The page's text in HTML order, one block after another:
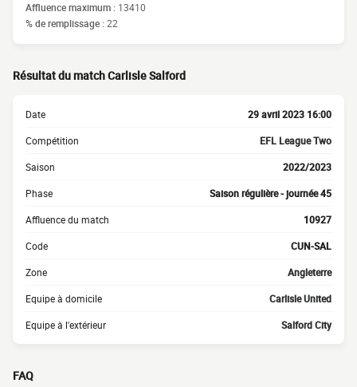
Affluence maximum : 13410
% de remplissage :22
Résultat du match Carlisle Salford
Date 29 avril 2023 16:00
Compétition EFL League Two
Saison 2022/2023
Phase Saison régulière - journée 45
Affluence du match 10927
Code CUN-SAL
Zone Angleterre
Equipe à domicile Carlisle United
Equipe à l'extérieur Salford City
FAQ